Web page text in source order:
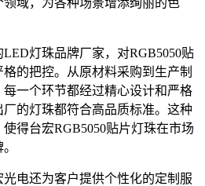
灯珠品牌厂家，对RGB5050贴
的把控。从原材料采购到生产制
一个环节都经过精心设计和严格
的灯珠都符合高品质标准。这种
得台宏RGB5050贴片灯珠在市场
电还为客户提供个性化的定制服